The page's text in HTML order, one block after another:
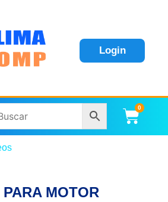
Login
0
MOTOR